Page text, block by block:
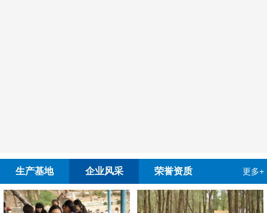
生产基地 企业风采 荣誉资质 更多+